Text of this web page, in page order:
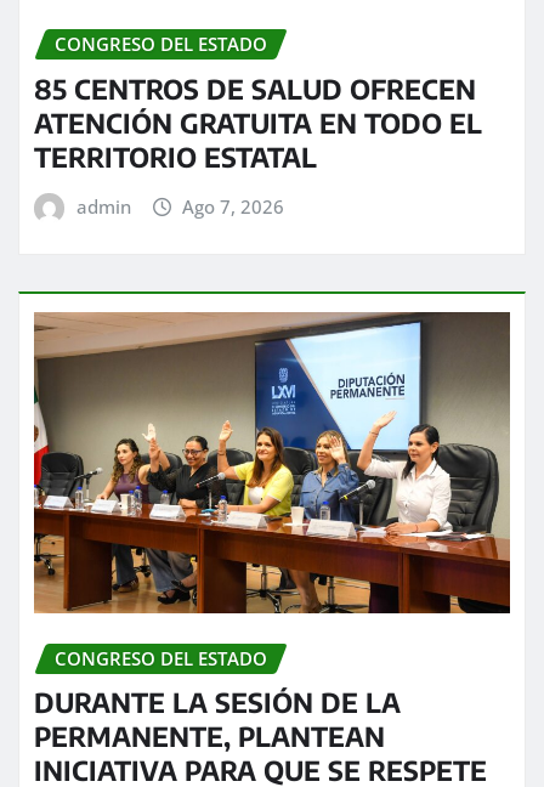
CONGRESO DEL ESTADO
85 CENTROS DE SALUD OFRECEN
ATENCIÓN GRATUITA EN TODO EL
TERRITORIO ESTATAL
admin Ago 7, 2026
CONGRESO DEL ESTADO
DURANTE LA SESIÓN DE LA
PERMANENTE, PLANTEAN
INICIATIVA PARA QUE SE RESPETE